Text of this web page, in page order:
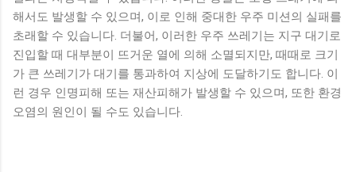
해서도 발생할 수 있으며, 이로 인해 중대한 우주 미션의 실패를
초래할 수 있습니다. 더불어, 이러한 우주 쓰레기는 지구 대기로
진입할 때 대부분이 뜨거운 열에 의해 소멸되지만, 때때로 크기
가 큰 쓰레기가 대기를 통과하여 지상에 도달하기도 합니다. 이
런 경우 인명피해 또는 재산피해가 발생할 수 있으며, 또한 환경
오염의 원인이 될 수도 있습니다.